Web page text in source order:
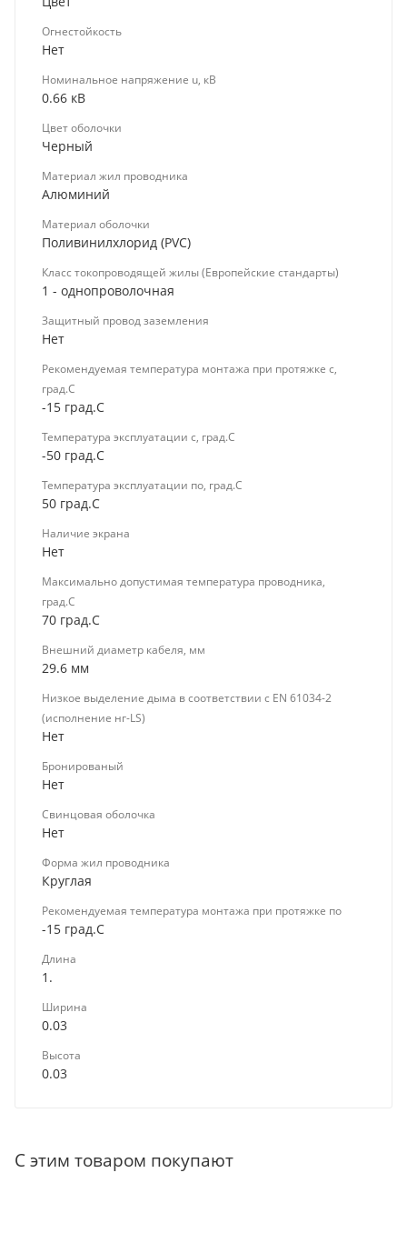
Огнестойкость
Нет
Номинальное напряжение u, кВ
0.66 кВ
Цвет оболочки
Черный
Материал жил проводника
Алюминий
Материал оболочки
Поливинилхлорид (PVC)
Класс токопроводящей жилы (Европейские стандарты)
1 - однопроволочная
Защитный провод заземления
Нет
Рекомендуемая температура монтажа при протяжке с,
град.C
-15 град.C
Температура эксплуатации с, град.C
-50 град.C
Температура эксплуатации по, град.C
50 град.C
Наличие экрана
Нет
Максимально допустимая температура проводника,
град.C
70 град.C
Внешний диаметр кабеля, мм
29.6 мм
Низкое выделение дыма в соответствии с EN 61034-2
(исполнение нг-LS)
Нет
Бронированый
Нет
Свинцовая оболочка
Нет
Форма жил проводника
Круглая
Рекомендуемая температура монтажа при протяжке по
-15 град.C
Длина
1.
Ширина
0.03
Высота
0.03
С этим товаром покупают